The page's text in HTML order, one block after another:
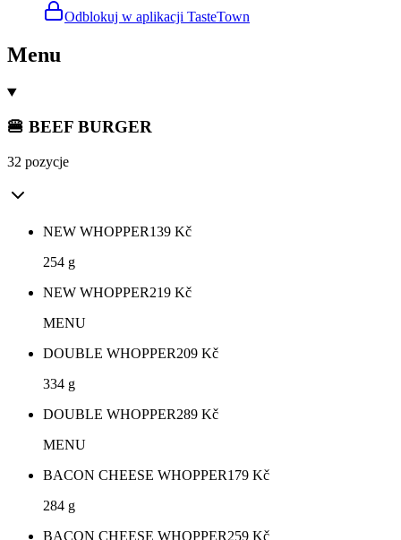
Odblokuj w aplikacji TasteTown
Menu
🍔 BEEF BURGER
32 pozycje
NEW WHOPPER139 Kč
254 g
NEW WHOPPER219 Kč
MENU
DOUBLE WHOPPER209 Kč
334 g
DOUBLE WHOPPER289 Kč
MENU
BACON CHEESE WHOPPER179 Kč
284 g
BACON CHEESE WHOPPER259 Kč